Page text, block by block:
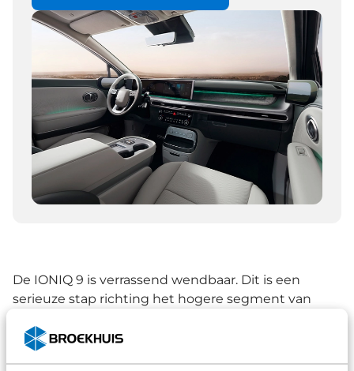
De IONIQ 9 is verrassend wendbaar. Dit is een
serieuze stap richting het hogere segment van
- TopGear